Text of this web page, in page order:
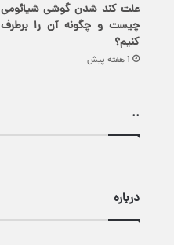
علت کند شدن گوشی شیائومی
چیست و چگونه آن را برطرف
کنیم؟
1 هفته پیش
..
درباره